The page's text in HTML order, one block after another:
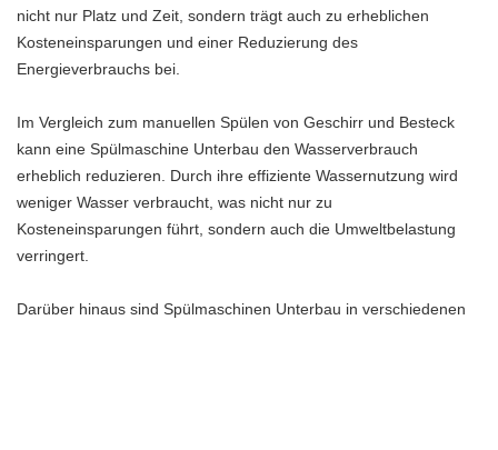
nicht nur Platz und Zeit, sondern trägt auch zu erheblichen
Kosteneinsparungen und einer Reduzierung des
Energieverbrauchs bei.
Im Vergleich zum manuellen Spülen von Geschirr und Besteck
kann eine Spülmaschine Unterbau den Wasserverbrauch
erheblich reduzieren. Durch ihre effiziente Wassernutzung wird
weniger Wasser verbraucht, was nicht nur zu
Kosteneinsparungen führt, sondern auch die Umweltbelastung
verringert.
Darüber hinaus sind Spülmaschinen Unterbau in verschiedenen